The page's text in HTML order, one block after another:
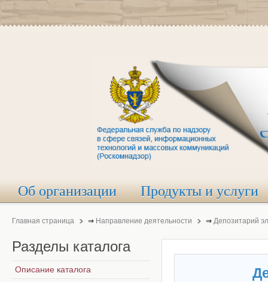
Об организации Продукты и услуги
Главная страница ⇒ Направление деятельности ⇒ Депозитарий
Разделы каталога
Описание каталога